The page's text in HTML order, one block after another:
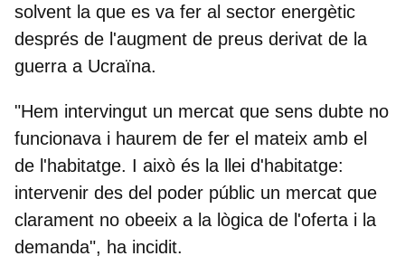
solvent la que es va fer al sector energètic
després de l'augment de preus derivat de la
guerra a Ucraïna.
"Hem intervingut un mercat que sens dubte no
funcionava i haurem de fer el mateix amb el
de l'habitatge. I això és la llei d'habitatge:
intervenir des del poder públic un mercat que
clarament no obeeix a la lògica de l'oferta i la
demanda", ha incidit.